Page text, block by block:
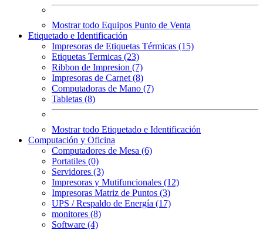
Mostrar todo Equipos Punto de Venta
Etiquetado e Identificación
Impresoras de Etiquetas Térmicas (15)
Etiquetas Termicas (23)
Ribbon de Impresion (7)
Impresoras de Carnet (8)
Computadoras de Mano (7)
Tabletas (8)
Mostrar todo Etiquetado e Identificación
Computación y Oficina
Computadores de Mesa (6)
Portatiles (0)
Servidores (3)
Impresoras y Mutifuncionales (12)
Impresoras Matriz de Puntos (3)
UPS / Respaldo de Energía (17)
monitores (8)
Software (4)